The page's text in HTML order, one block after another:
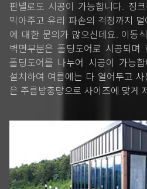
판넬로도 시공이 가능합니다. 징
막아주고 유리 파손의 걱정까지
에 대한 문의가 많으신데요. 이동
벽면부분은 폴딩도어로 시공되
폴딩도어를 나누어 시공이 가능
설치하여 여름에는 다 열어두고
은 주름방충망으로 사이즈에 맞게